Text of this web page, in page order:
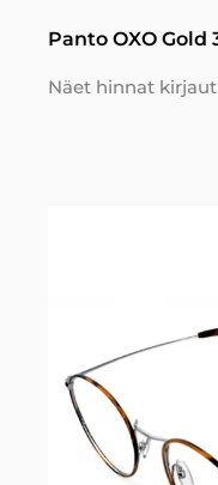
Panto OXO Gold
Näet hinnat